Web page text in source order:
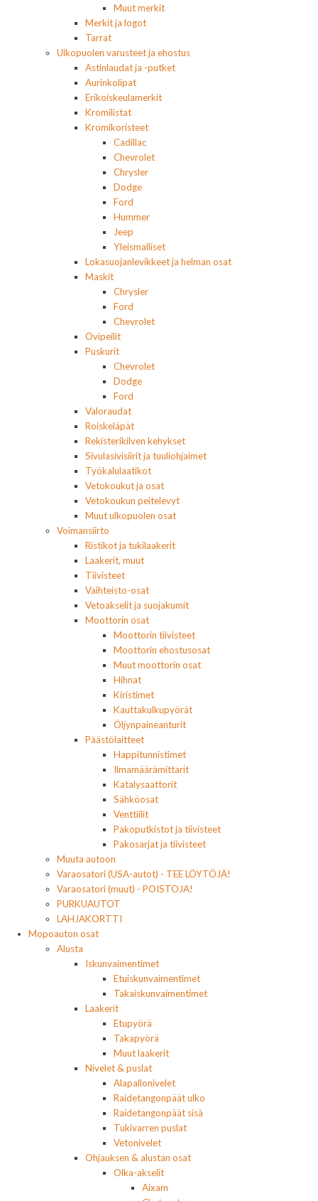
Muut merkit
Merkit ja logot
Tarrat
Ulkopuolen varusteet ja ehostus
Astinlaudat ja -putket
Aurinkolipat
Erikoiskeulamerkit
Kromilistat
Kromikoristeet
Cadillac
Chevrolet
Chrysler
Dodge
Ford
Hummer
Jeep
Yleismalliset
Lokasuojanlevikkeet ja helman osat
Maskit
Chrysler
Ford
Chevrolet
Ovipeilit
Puskurit
Chevrolet
Dodge
Ford
Valoraudat
Roiskeläpät
Rekisterikilven kehykset
Sivulasivisiirit ja tuuliohjaimet
Työkalulaatikot
Vetokoukut ja osat
Vetokoukun peitelevyt
Muut ulkopuolen osat
Voimansiirto
Ristikot ja tukilaakerit
Laakerit, muut
Tiivisteet
Vaihteisto-osat
Vetoakselit ja suojakumit
Moottorin osat
Moottorin tiivisteet
Moottorin ehostusosat
Muut moottorin osat
Hihnat
Kiristimet
Kauttakulkupyörät
Öljynpaineanturit
Päästölaitteet
Happitunnistimet
Ilmamäärämittarit
Katalysaattorit
Sähköosat
Venttiilit
Pakoputkistot ja tiivisteet
Pakosarjat ja tiivisteet
Muuta autoon
Varaosatori (USA-autot) - TEE LÖYTÖJÄ!
Varaosatori (muut) - POISTOJA!
PURKUAUTOT
LAHJAKORTTI
Mopoauton osat
Alusta
Iskunvaimentimet
Etuiskunvaimentimet
Takaiskunvaimentimet
Laakerit
Etupyörä
Takapyörä
Muut laakerit
Nivelet & puslat
Alapallonivelet
Raidetangonpäät ulko
Raidetangonpäät sisä
Tukivarren puslat
Vetonivelet
Ohjauksen & alustan osat
Olka-akselit
Aixam